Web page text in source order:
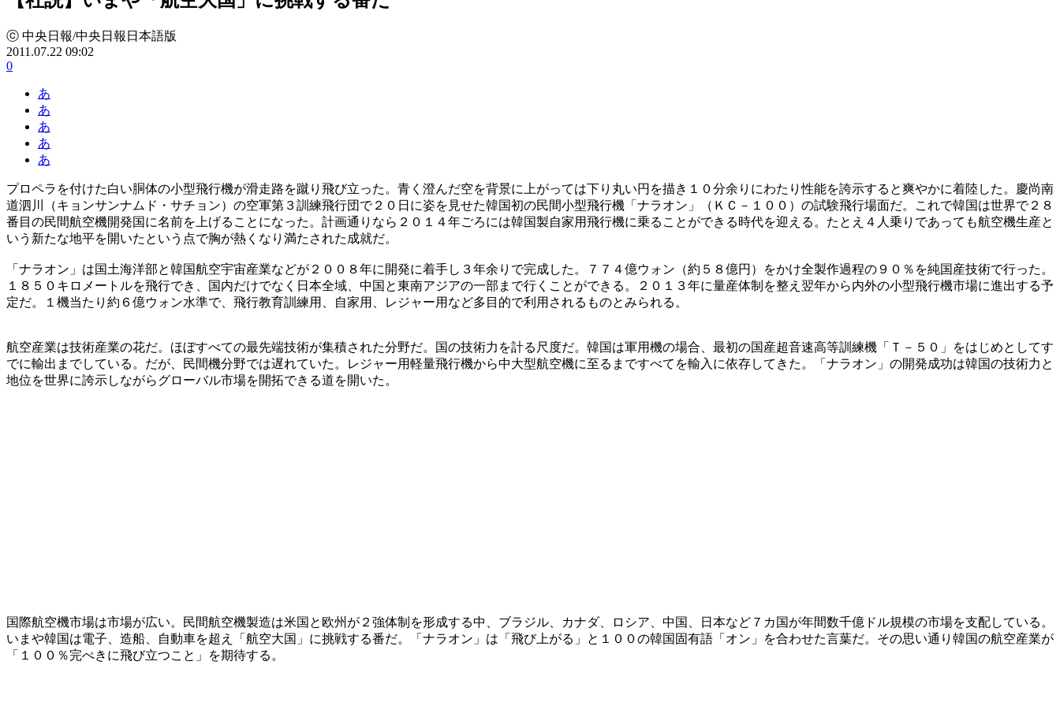
ⓒ 中央日報/中央日報日本語版
2011.07.22 09:02
0
あ
あ
あ
あ
あ
プロペラを付けた白い胴体の小型飛行機が滑走路を蹴り飛び立った。青く澄んだ空を背景に上がっては下り丸い円を描き１０分余りにわたり性能を誇示すると爽やかに着陸した。慶尚南
道泗川（キョンサンナムド・サチョン）の空軍第３訓練飛行団で２０日に姿を見せた韓国初の民間小型飛行機「ナラオン」（ＫＣ－１００）の試験飛行場面だ。これで韓国は世界で２８
番目の民間航空機開発国に名前を上げることになった。計画通りなら２０１４年ごろには韓国製自家用飛行機に乗ることができる時代を迎える。たとえ４人乗りであっても航空機生産と
いう新たな地平を開いたという点で胸が熱くなり満たされた成就だ。
「ナラオン」は国土海洋部と韓国航空宇宙産業などが２００８年に開発に着手し３年余りで完成した。７７４億ウォン（約５８億円）をかけ全製作過程の９０％を純国産技術で行った。
１８５０キロメートルを飛行でき、国内だけでなく日本全域、中国と東南アジアの一部まで行くことができる。２０１３年に量産体制を整え翌年から内外の小型飛行機市場に進出する予
定だ。１機当たり約６億ウォン水準で、飛行教育訓練用、自家用、レジャー用など多目的で利用されるものとみられる。
航空産業は技術産業の花だ。ほぼすべての最先端技術が集積された分野だ。国の技術力を計る尺度だ。韓国は軍用機の場合、最初の国産超音速高等訓練機「Ｔ－５０」をはじめとしてす
でに輸出までしている。だが、民間機分野では遅れていた。レジャー用軽量飛行機から中大型航空機に至るまですべてを輸入に依存してきた。「ナラオン」の開発成功は韓国の技術力と
地位を世界に誇示しながらグローバル市場を開拓できる道を開いた。
国際航空機市場は市場が広い。民間航空機製造は米国と欧州が２強体制を形成する中、ブラジル、カナダ、ロシア、中国、日本など７カ国が年間数千億ドル規模の市場を支配している。
いまや韓国は電子、造船、自動車を超え「航空大国」に挑戦する番だ。「ナラオン」は「飛び上がる」と１００の韓国固有語「オン」を合わせた言葉だ。その思い通り韓国の航空産業が
「１００％完ぺきに飛び立つこと」を期待する。